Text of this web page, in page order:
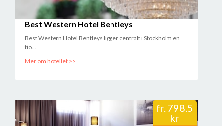
Best Western Hotel Bentleys
Best Western Hotel Bentleys ligger centralt i Stockholm en
tio...
Mer om hotellet >>
fr. 798.5
kr